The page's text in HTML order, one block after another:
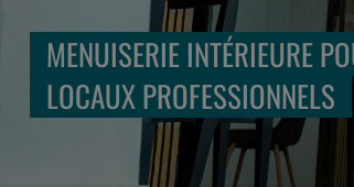
MENUISERIE INTÉRIEURE
LOCAUX PROFESSIONNELS